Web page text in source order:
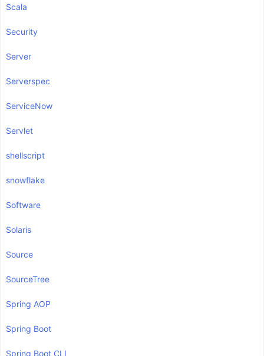
Scala
Security
Server
Serverspec
ServiceNow
Servlet
shellscript
snowflake
Software
Solaris
Source
SourceTree
Spring AOP
Spring Boot
Spring Boot CLI